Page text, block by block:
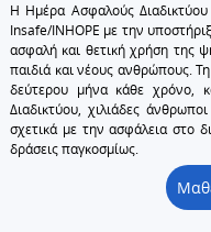
Η Ημέρα Ασφαλούς
Insafe/INHOPE με την
ασφαλή και θετική χρήση της
παιδιά και νέους ανθρώπους.
δεύτερου μήνα κάθε χρόνο,
Διαδικτύου, χιλιάδες
σχετικά με την ασφάλεια στο
δράσεις παγκοσμίως.